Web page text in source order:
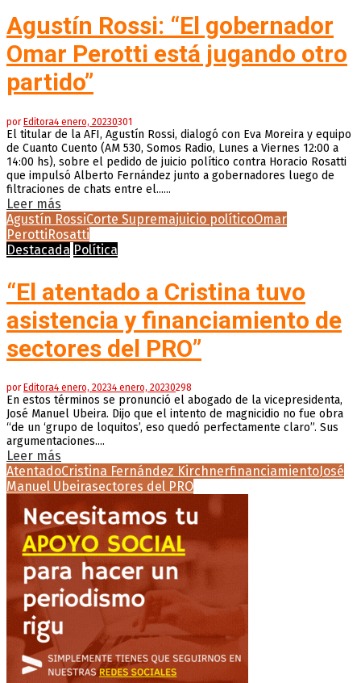
Agustín Rossi: “El gobernador
Omar Perotti está jugando otro
partido”
porEditora4 enero, 20230301
El titular de la AFI, Agustín Rossi, dialogó con Eva Moreira y equipo
de Cuanto Cuento (AM 530, Somos Radio, Lunes a Viernes 12:00 a
14:00 hs), sobre el pedido de juicio político contra Horacio Rosatti
que impulsó Alberto Fernández junto a gobernadores luego de
filtraciones de chats entre el......
Leer más
Agustín RossiCorte Supremajuicio políticoOmar
PerottiRosatti
Destacada Política
“El atentado a Cristina tuvo
asistencia y financiamiento de
sectores del PRO”
por Editora4 enero, 20234 enero, 20230298
En estos términos se pronunció el abogado de la vicepresidenta,
José Manuel Ubeira. Dijo que el intento de magnicidio no fue obra
“de un ‘grupo de loquitos’, eso quedó perfectamente claro”. Sus
argumentaciones....
Leer más
AtentadoCristina Fernández KirchnerfinanciamientoJosé
Manuel Ubeirasectores del PRO